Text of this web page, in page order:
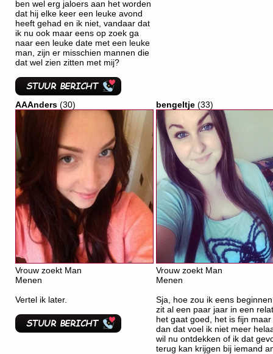
ben wel erg jaloers aan het worden
dat hij elke keer een leuke avond
heeft gehad en ik niet, vandaar dat
ik nu ook maar eens op zoek ga
naar een leuke date met een leuke
man, zijn er misschien mannen die
dat wel zien zitten met mij?
AAAnders (30)
Vrouw zoekt Man
Menen
Vertel ik later.
bengeltje (33)
Vrouw zoekt Man
Menen
Sja, hoe zou ik eens
zit al een paar jaar in een
het gaat goed, het is fijn
dan dat voel ik niet meer
wil nu ontdekken of ik dat
terug kan krijgen bij iemand